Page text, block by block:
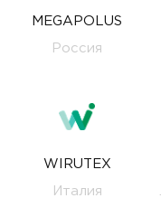
MEGAPOLUS
Россия
WIRUTEX
Италия